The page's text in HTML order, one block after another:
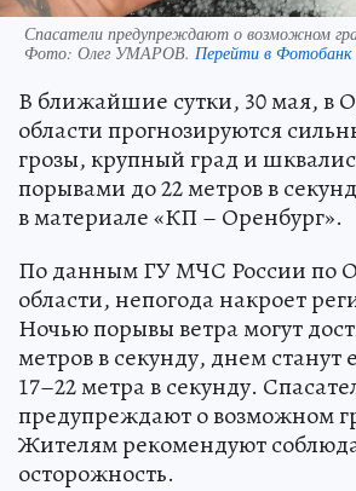
Спасатели предупреждают о возможном
Фото: Олег УМАРОВ. Перейти в
В ближайшие сутки, 30 мая, в
области прогнозируются
грозы, крупный град и
порывами до 22 метров в
в материале «КП – Оренбург».
По данным ГУ МЧС России по
области, непогода накроет
Ночью порывы ветра могут
метров в секунду, днем станут
17–22 метра в секунду.
предупреждают о возможном
Жителям рекомендуют
осторожность.